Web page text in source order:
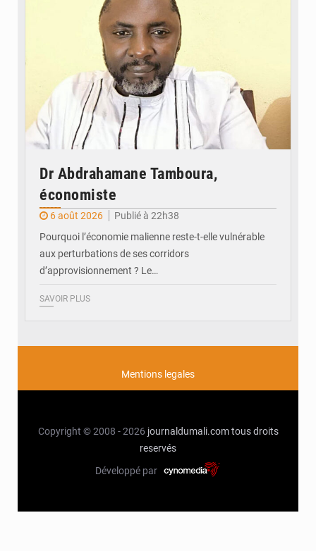
Dr Abdrahamane Tamboura,
économiste
6 août 2026
Publié à 22h38
Pourquoi l’économie malienne reste-t-elle vulnérable
aux perturbations de ses corridors
d’approvisionnement ? Le…
SAVOIR PLUS
Mentions legales
Copyright © 2008 - 2026 journaldumali.com tous droits
reservés
Développé par